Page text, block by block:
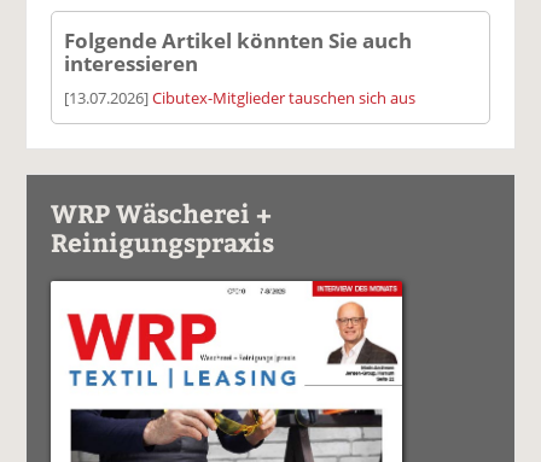
Folgende Artikel könnten Sie auch
interessieren
[13.07.2026]Cibutex-Mitglieder tauschen sich aus
WRP Wäscherei +
Reinigungspraxis